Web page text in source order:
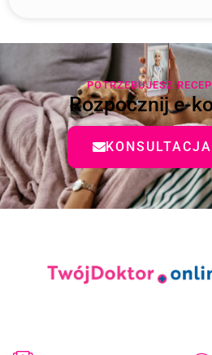
POTRZEBUJESZ
Rozpocznij e-